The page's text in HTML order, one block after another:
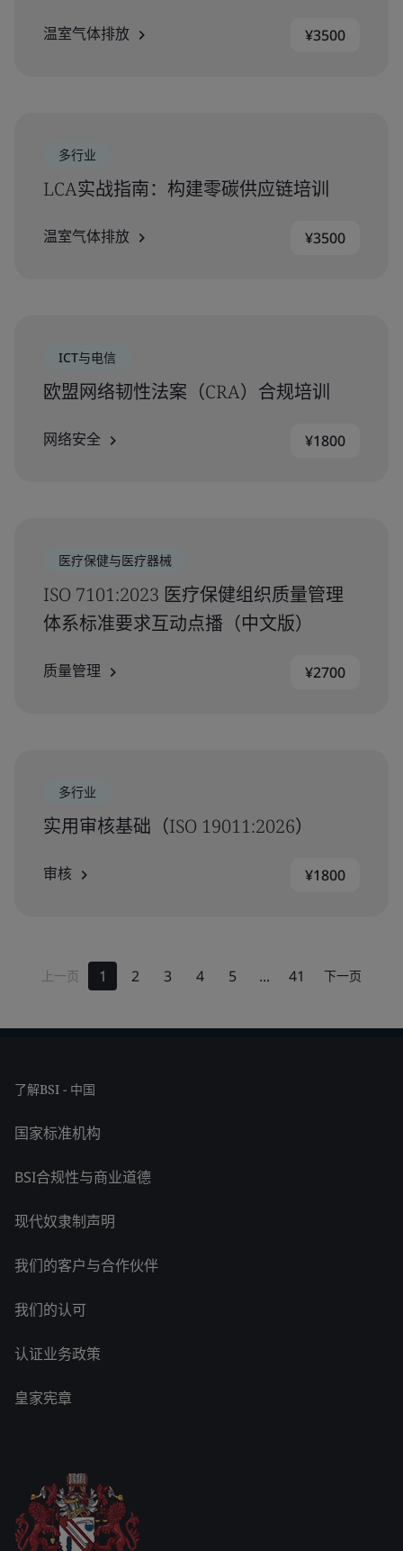
温室气体排放 ¥3500
多行业
LCA实战指南：构建零碳供应链培训
温室气体排放 ¥3500
ICT与电信
欧盟网络韧性法案（CRA）合规培训
网络安全 ¥1800
医疗保健与医疗器械
ISO 7101:2023 医疗保健组织质量管理
体系标准要求互动点播（中文版）
质量管理 ¥2700
多行业
实用审核基础（ISO 19011:2026）
审核 ¥1800
上一页 1 2 3 4 5 ... 41 下一页
了解BSI - 中国
国家标准机构
BSI合规性与商业道德
现代奴隶制声明
我们的客户与合作伙伴
我们的认可
认证业务政策
皇家宪章